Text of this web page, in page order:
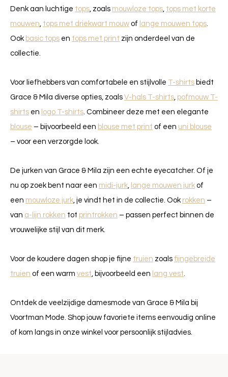
Denk aan luchtige tops, zoals mouwloze tops, tops met korte
mouwen, tops met driekwart mouw of lange mouwen tops.
Ook basic tops en tops met print zijn onderdeel van de
collectie.
Voor liefhebbers van comfortabele en stijlvolle T-shirts biedt
Grace & Mila diverse opties, zoals V-hals T-shirts, pofmouw T-
shirts en logo T-shirts. Combineer deze met een elegante
blouse – bijvoorbeeld een blouse met print of een uni blouse
– voor een verzorgde look.
De jurken van Grace & Mila zijn een echte eyecatcher. Of je
nu op zoek bent naar een midi-jurk, lange mouwen jurk of
een mouwloze jurk, je vindt het in de collectie. Ook rokken –
van a-lijn rokken tot printrokken – passen perfect binnen de
vrouwelijke stijl van dit merk.
Voor de koudere dagen shop je fijne truien zoals fijngebreide
truien of een warm vest, bijvoorbeeld een lang vest.
Ontdek de veelzijdige damesmode van Grace & Mila bij
Voortman Mode. Shop jouw favoriete items eenvoudig online
of kom langs in onze winkel voor persoonlijk stijladvies.